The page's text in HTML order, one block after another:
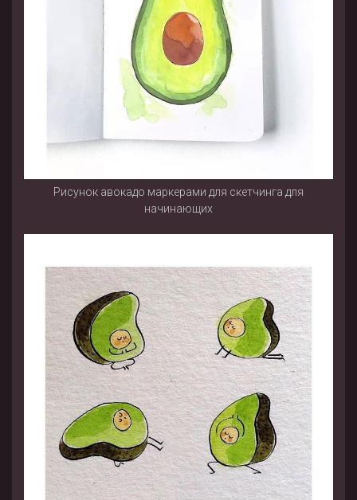
Рисунок авокадо маркерами для скетчинга для
начинающих